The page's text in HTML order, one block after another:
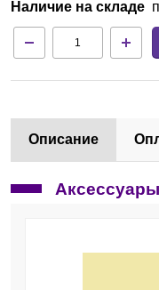
Доставка и оплата
Контакты
Наличие на складе
Описание
Аксессуары